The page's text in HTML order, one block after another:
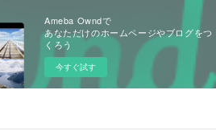
Ameba Owndで
あなただけのホームページやブログをつ
くろう
今すぐ試す